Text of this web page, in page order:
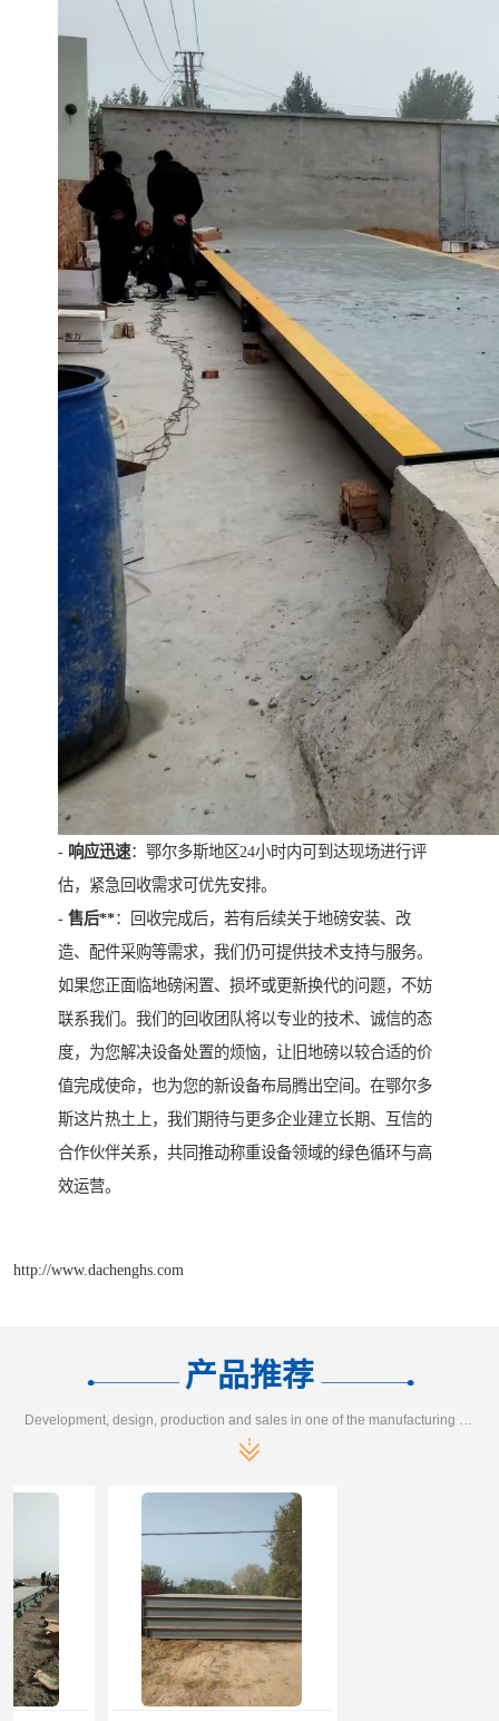
- 响应迅速：鄂尔多斯地区24小时内可到达现场进行评
估，紧急回收需求可优先安排。
- 售后**：回收完成后，若有后续关于地磅安装、改
造、配件采购等需求，我们仍可提供技术支持与服务。
如果您正面临地磅闲置、损坏或更新换代的问题，不妨
联系我们。我们的回收团队将以专业的技术、诚信的态
度，为您解决设备处置的烦恼，让旧地磅以较合适的价
值完成使命，也为您的新设备布局腾出空间。在鄂尔多
斯这片热土上，我们期待与更多企业建立长期、互信的
合作伙伴关系，共同推动称重设备领域的绿色循环与高
效运营。
http://www.dachenghs.com
产品推荐